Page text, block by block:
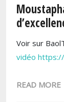
Voir sur
vidéo https://
READ MORE